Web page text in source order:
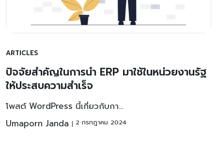
ARTICLES
ปัจจัยสำคัญในการนำ ERP มาใช้ในหน่วยงานรัฐ
ให้ประสบความสำเร็จ
โพสต์ WordPress นี้เกี่ยวกับกา…
Umaporn Janda
2 กรกฎาคม 2024